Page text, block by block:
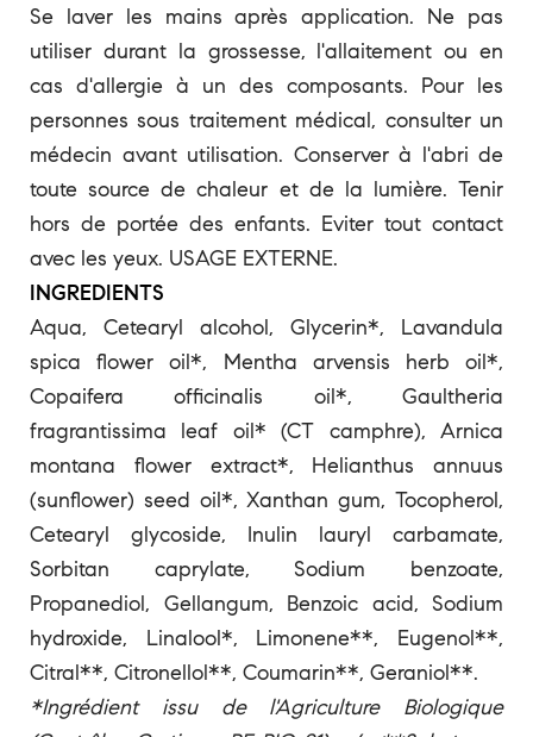
Se laver les mains après application. Ne pas
utiliser durant la grossesse, l'allaitement ou en
cas d'allergie à un des composants. Pour les
personnes sous traitement médical, consulter un
médecin avant utilisation. Conserver à l'abri de
toute source de chaleur et de la lumière. Tenir
hors de portée des enfants. Eviter tout contact
avec les yeux. USAGE EXTERNE.
INGREDIENTS
Aqua, Cetearyl alcohol, Glycerin*, Lavandula
spica flower oil*, Mentha arvensis herb oil*,
Copaifera officinalis oil*, Gaultheria
fragrantissima leaf oil* (CT camphre), Arnica
montana flower extract*, Helianthus annuus
(sunflower) seed oil*, Xanthan gum, Tocopherol,
Cetearyl glycoside, Inulin lauryl carbamate,
Sorbitan caprylate, Sodium benzoate,
Propanediol, Gellangum, Benzoic acid, Sodium
hydroxide, Linalool*, Limonene**, Eugenol**,
Citral**, Citronellol**, Coumarin**, Geraniol**.
*Ingrédient issu de l'Agriculture Biologique